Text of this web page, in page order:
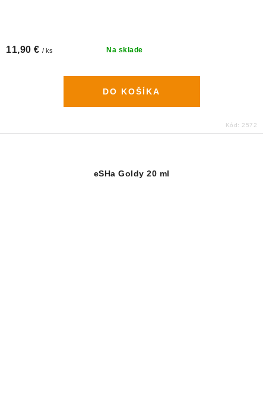
Na sklade
11,90 € / ks
DO KOŠÍKA
Kód: 2572
eSHa Goldy 20 ml